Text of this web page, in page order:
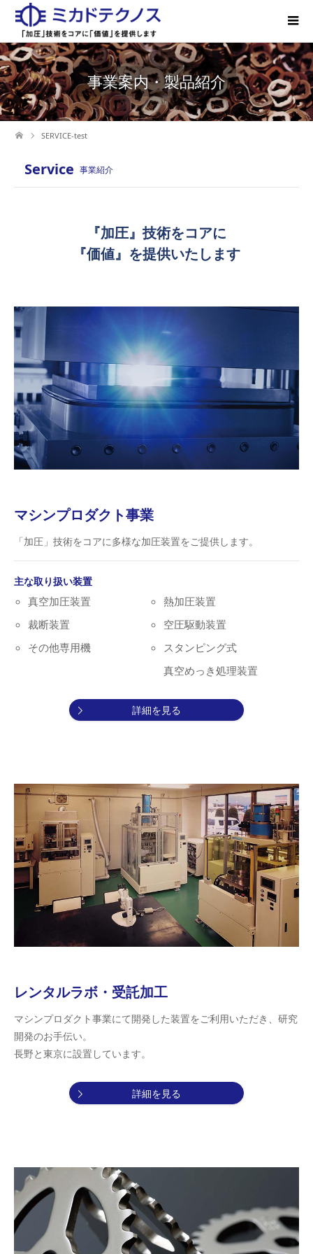
事業案内・製品紹介
SERVICE-test
Service 事業紹介
『加圧』技術をコアに
『価値』を提供いたします
マシンプロダクト事業
「加圧」技術をコアに多様な加圧装置をご提供します。
主な取り扱い装置
真空加圧装置
熱加圧装置
裁断装置
空圧駆動装置
その他専用機
スタンピング式
真空めっき処理装置
詳細を見る
レンタルラボ・受託加工
マシンプロダクト事業にて開発した装置をご利用いただき、研究
開発のお手伝い。
長野と東京に設置しています。
詳細を見る